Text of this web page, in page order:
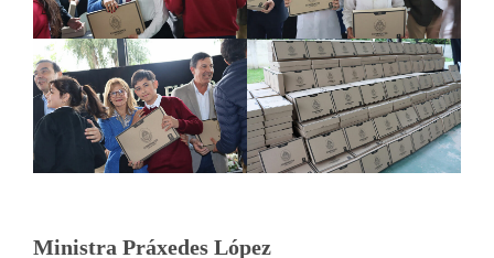
Ministra Práxedes López